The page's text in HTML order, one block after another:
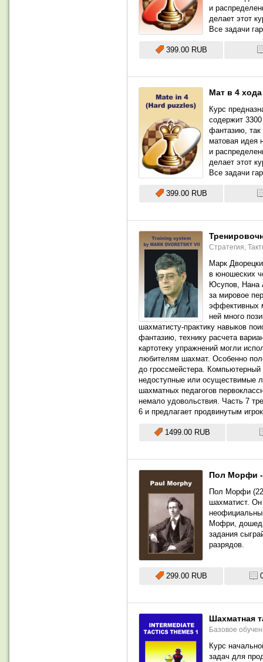
и
делает этот
Все задачи
399.00 RUB
Мат в 4
Курс
содержит
фантазию, так
матовая идея
и
делает этот
Все задачи
399.00 RUB
Стратегия,
Марк
в юношеских
Юсупов, Нана
за мировое
эффективных
ней много
шахматисту-практику навыков
фантазию, технику расчета
картотеку упражнений могли
любителям шахмат. Особенно
до гроссмейстера.
недоступные или осуществимые
шахматных педагогов
немало удовольствия. Часть 7
6 и предлагает продвинутым
1499.00 RUB
Пол Морфи
Пол Морфи
шахматист. Он
Мофри,
задания
разрядов.
299.00 RUB
Шахматная
Базовое
Курс
задач для